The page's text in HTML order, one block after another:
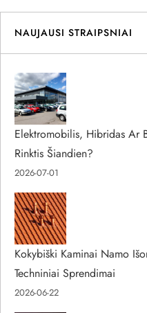
NAUJAUSI STRAIPSNIAI
Elektromobilis, Hibridas Ar
Rinktis Šiandien?
2026-07-01
Kokybiški Kaminai Namo
Techniniai Sprendimai
2026-06-22